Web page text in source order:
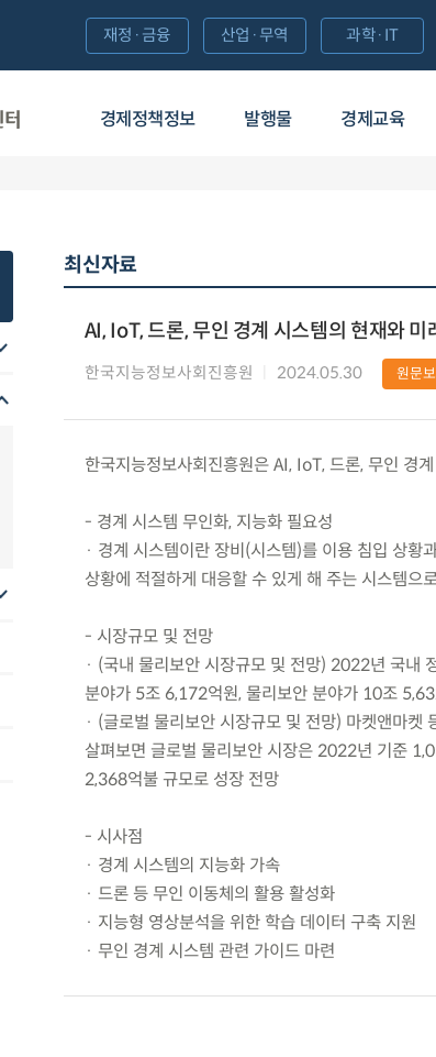
경제정책정보 발행물 경제교육
재정·금융 산업·무역 과학·IT
최신자료
AI, IoT, 드론, 무인 경계 시스템의 현재와 미
한국지능정보사회진흥원 2024.05.30 원문보
한국지능정보사회진흥원은 AI, IoT, 드론, 무인 경
- 경계 시스템 무인화, 지능화 필요성
· 경계 시스템이란 장비(시스템)를 이용 침입 상황
상황에 적절하게 대응할 수 있게 해 주는 시스템으
- 시장규모 및 전망
· (국내 물리보안 시장규모 및 전망) 2022년 국내
분야가 5조 6,172억원, 물리보안 분야가 10조
· (글로벌 물리보안 시장규모 및 전망) 마켓앤마켓
살펴보면 글로벌 물리보안 시장은 2022년 기준
2,368억불 규모로 성장 전망
- 시사점
· 경계 시스템의 지능화 가속
· 드론 등 무인 이동체의 활용 활성화
· 지능형 영상분석을 위한 학습 데이터 구축 지원
· 무인 경계 시스템 관련 가이드 마련